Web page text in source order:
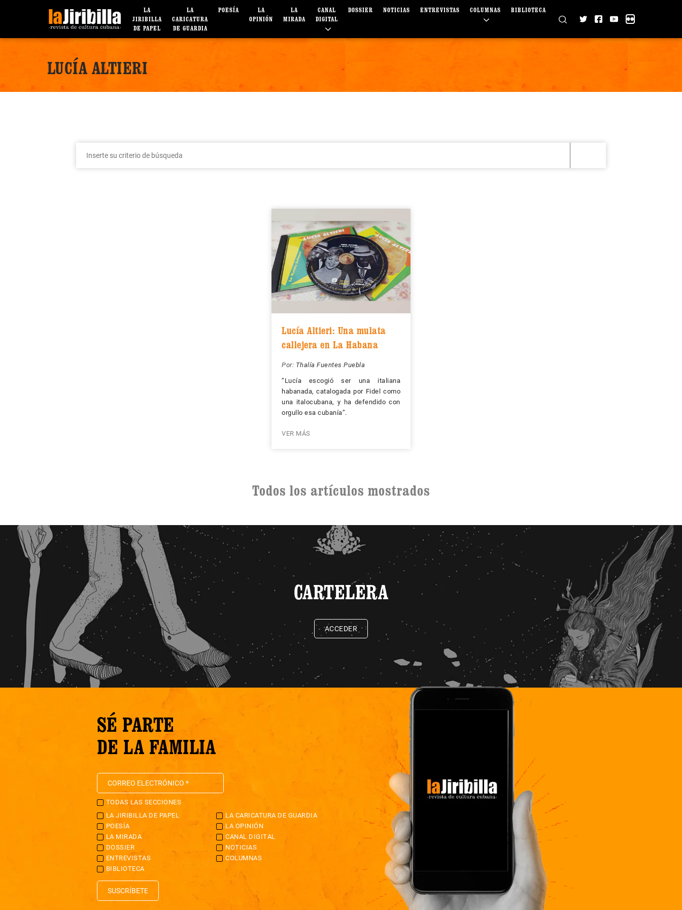
LA
JIRIBILLA
DE PAPEL
LA
CARICATURA
DE GUARDIA
POESÍA
LA
OPINIÓN
LA
MIRADA
CANAL
DIGITAL
DOSSIER NOTICIAS ENTREVISTAS COLUMNAS BIBLIOTECA
LUCÍA ALTIERI
Lucía Altieri: Una mulata
callejera en La Habana
Por: Thalía Fuentes Puebla
“Lucía escogió ser una italiana
habanada, catalogada por Fidel como
una italocubana, y ha defendido con
orgullo esa cubanía”.
VER MÁS
Todos los artículos mostrados
CARTELERA
ACCEDER
SÉ PARTE
DE LA FAMILIA
TODAS LAS SECCIONES
LA JIRIBILLA DE PAPEL
LA CARICATURA DE GUARDIA
POESÍA
LA OPINIÓN
LA MIRADA
CANAL DIGITAL
DOSSIER
NOTICIAS
ENTREVISTAS
COLUMNAS
BIBLIOTECA
SUSCRÍBETE